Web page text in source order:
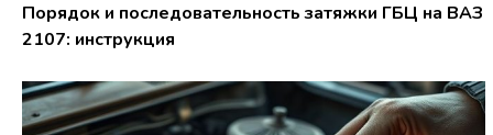
Порядок и последовательность затяжки ГБЦ на ВАЗ
2107: инструкция